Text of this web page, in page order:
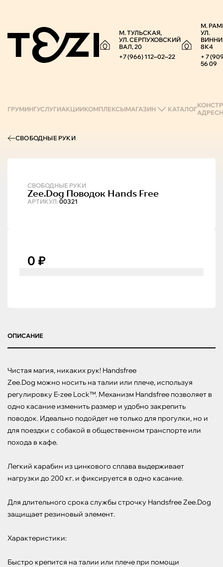
М. ТУЛЬСКАЯ,
УЛ. СЕРПУХОВСКИЙ
ВАЛ, 20
+7 (966) 112‒02‒22
М.
УЛ.
8К4
+ 7
56 09
ГРУМИНГУСЛУГИАКЦИИКОМПЛЕКСЫМАГАЗИН КАТАЛОГ
СВОБОДНЫЕ РУКИ
СВОБОДНЫЕ РУКИ
АРТИКУЛ: 00321
Zee.Dog Поводок Hands Free
0 ₽
ОПИСАНИЕ
Чистая магия, никаких рук! Handsfree
Zee.Dog можно носить на талии или плече, используя
регулировку E-zee Lock™. Механизм Handsfree позволяет в
одно касание изменить размер и удобно закрепить
поводок. Идеально подойдет не только для прогулки, но и
для поездки с собакой в общественном транспорте или
похода в кафе.
Легкий карабин из цинкового сплава выдерживает
нагрузки до 200 кг. и фиксируется в одно касание.
Для длительного срока службы строчку Handsfree Zee.Dog
защищает резиновый элемент.
Характеристики:
Быстро крепится на талии или плече при помощи